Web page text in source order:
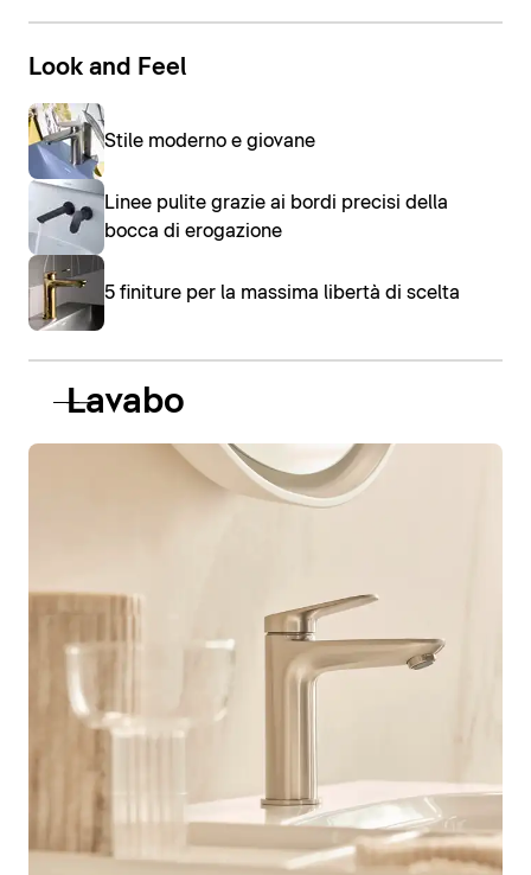
Look and Feel
Stile moderno e giovane
Linee pulite grazie ai bordi precisi della
bocca di erogazione
5 finiture per la massima libertà di scelta
Lavabo